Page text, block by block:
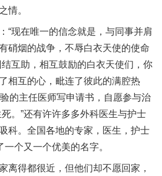
情。
在唯一的信念就是，与同事并肩
硝烟的战争，不辱白衣天使的使命
互助，相互鼓励的白衣天使们，你
相互的心，毗连了彼此的满腔热
的主任医师写申请书，自愿参与治
。”还有许许多多外科医生与护士
科。全国各地的专家，医生，护士
一个又一个优美的名字。
得都很近，但他们却不愿回家，